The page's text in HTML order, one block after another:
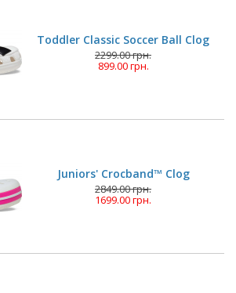
Toddler Classic Soccer Ball Clog
2299.00 грн.
899.00 грн.
Juniors' Crocband™ Clog
2849.00 грн.
1699.00 грн.